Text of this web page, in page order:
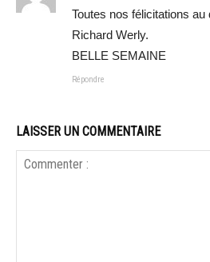
Toutes nos félicitations
Richard Werly.
BELLE SEMAINE
Répondre
LAISSER UN COMMENTAIRE